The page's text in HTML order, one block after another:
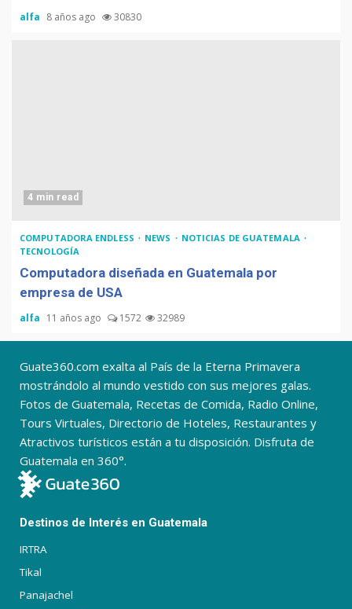
alfa 8 años ago 30830
4 min read
COMPUTADORA ENDLESS NEWS
NOTICIAS DE GUATEMALA
TECNOLOGÍA
Computadora diseñada en Guatemala por
empresa de USA
alfa 11 años ago 1572 32989
Guate360.com exalta al País de la Eterna Primavera
mostrándolo al mundo vestido con sus mejores galas.
Fotos de Guatemala, Recetas de Comida, Radio Online,
Tours Virtuales, Directorio de Hoteles, Restaurantes y
Atractivos turísticos están a tu disposición. Disfruta de
Guatemala en 360°.
Destinos de Interés en Guatemala
IRTRA
Tikal
Panajachel